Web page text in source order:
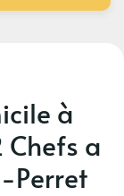
à
a
Perret